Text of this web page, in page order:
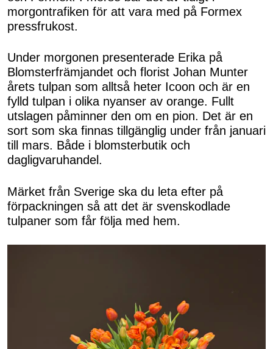
morgontrafiken för att vara med på Formex
pressfrukost.
Under morgonen presenterade Erika på
Blomsterfrämjandet och florist Johan Munter
årets tulpan som alltså heter Icoon och är en
fylld tulpan i olika nyanser av orange. Fullt
utslagen påminner den om en pion. Det är en
sort som ska finnas tillgänglig under från januari
till mars. Både i blomsterbutik och
dagligvaruhandel.
Märket från Sverige ska du leta efter på
förpackningen så att det är svenskodlade
tulpaner som får följa med hem.